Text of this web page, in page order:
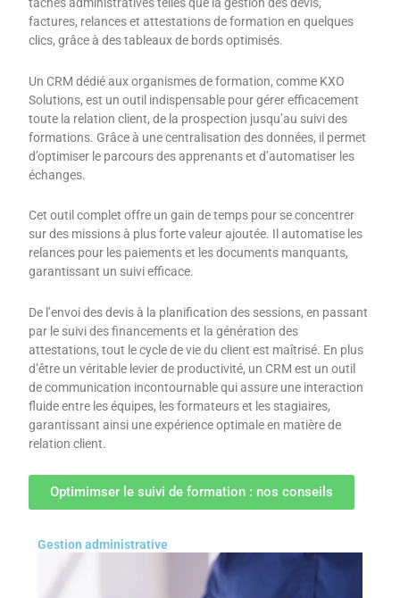
tâches administratives telles que la gestion des devis,
factures, relances et attestations de formation en quelques
clics, grâce à des tableaux de bords optimisés.
Un CRM dédié aux organismes de formation, comme KXO
Solutions, est un outil indispensable pour gérer efficacement
toute la relation client, de la prospection jusqu’au suivi des
formations. Grâce à une centralisation des données, il permet
d’optimiser le parcours des apprenants et d’automatiser les
échanges.
Cet outil complet offre un gain de temps pour se concentrer
sur des missions à plus forte valeur ajoutée. Il automatise les
relances pour les paiements et les documents manquants,
garantissant un suivi efficace.
De l’envoi des devis à la planification des sessions, en passant
par le suivi des financements et la génération des
attestations, tout le cycle de vie du client est maîtrisé. En plus
d’être un véritable levier de productivité, un CRM est un outil
de communication incontournable qui assure une interaction
fluide entre les équipes, les formateurs et les stagiaires,
garantissant ainsi une expérience optimale en matière de
relation client.
Optimimser le suivi de formation : nos conseils
Gestion administrative